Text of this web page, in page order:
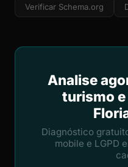
Verificar Schema.org
Analise
turismo
Diagnóstico
mobile e LGPD